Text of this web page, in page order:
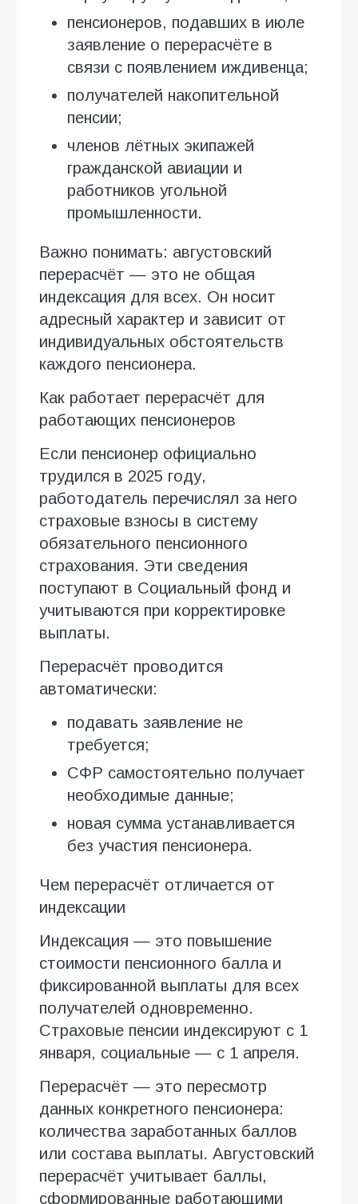
пенсионеров, подавших в июле
заявление о перерасчёте в
связи с появлением иждивенца;
получателей накопительной
пенсии;
членов лётных экипажей
гражданской авиации и
работников угольной
промышленности.
Важно понимать: августовский
перерасчёт — это не общая
индексация для всех. Он носит
адресный характер и зависит от
индивидуальных обстоятельств
каждого пенсионера.
Как работает перерасчёт для
работающих пенсионеров
Если пенсионер официально
трудился в 2025 году,
работодатель перечислял за него
страховые взносы в систему
обязательного пенсионного
страхования. Эти сведения
поступают в Социальный фонд и
учитываются при корректировке
выплаты.
Перерасчёт проводится
автоматически:
подавать заявление не
требуется;
СФР самостоятельно получает
необходимые данные;
новая сумма устанавливается
без участия пенсионера.
Чем перерасчёт отличается от
индексации
Индексация — это повышение
стоимости пенсионного балла и
фиксированной выплаты для всех
получателей одновременно.
Страховые пенсии индексируют с 1
января, социальные — с 1 апреля.
Перерасчёт — это пересмотр
данных конкретного пенсионера:
количества заработанных баллов
или состава выплаты. Августовский
перерасчёт учитывает баллы,
сформированные работающими